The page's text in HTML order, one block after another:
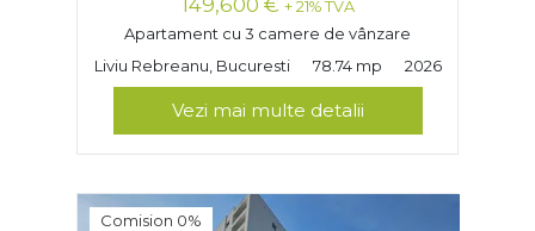
149,600 € + 21% TVA
Apartament cu 3 camere de vânzare
Liviu Rebreanu, Bucuresti
78.74 mp 2026
Vezi mai multe detalii
Comision 0%